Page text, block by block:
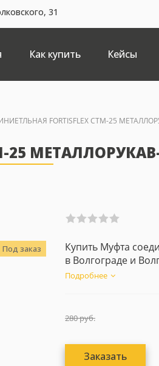
31
Как купить Кейсы
FORTISFLEX СТМ-25
25
Под заказ
Купить Муфта
в Волгограде и
Подробнее
280руб.
Заказать